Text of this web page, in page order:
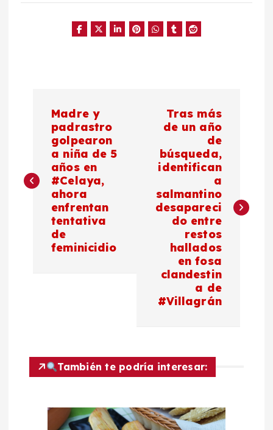
e
n
Madre y
padrastro
golpearon
a niña de 5
años en
#Celaya,
ahora
enfrentan
tentativa
de
feminicidio
Tras más
de un año
de
búsqueda,
identifican
a
salmantino
desapareci
do entre
restos
hallados
en fosa
clandestin
a de
#Villagrán
También te podría interesar: